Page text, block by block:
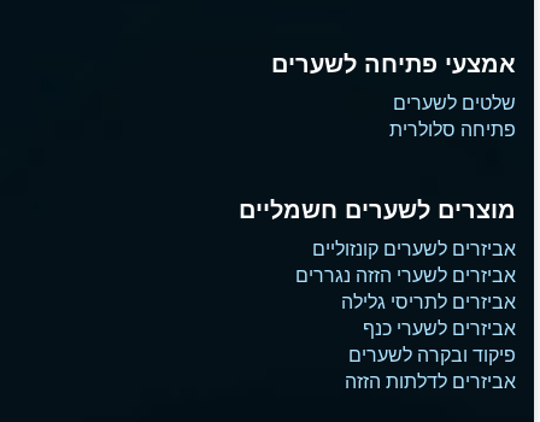
אמצעי פתיחה לשערים
שלטים לשערים
פתיחה סלולרית
מוצרים לשערים חשמליים
אביזרים לשערים קונזוליים
אביזרים לשערי הזזה נגררים
אביזרים לתריסי גלילה
אביזרים לשערי כנף
פיקוד ובקרה לשערים
אביזרים לדלתות הזזה